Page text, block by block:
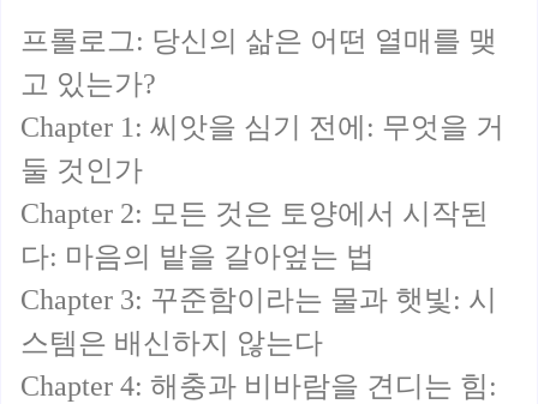
프롤로그: 당신의 삶은 어떤 열매를 맺
고 있는가?
Chapter 1: 씨앗을 심기 전에: 무엇을 거
둘 것인가
Chapter 2: 모든 것은 토양에서 시작된
다: 마음의 밭을 갈아엎는 법
Chapter 3: 꾸준함이라는 물과 햇빛: 시
스템은 배신하지 않는다
Chapter 4: 해충과 비바람을 견디는 힘: